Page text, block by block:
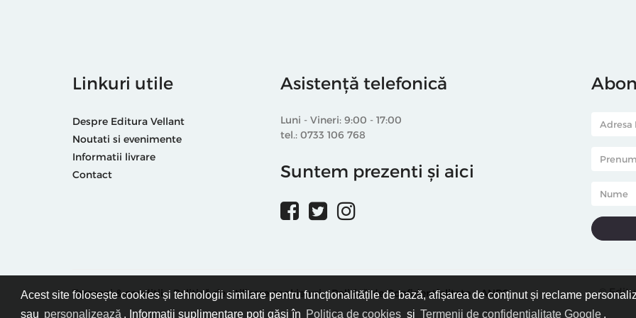
Acest site folosește cookies și tehnologii similare pentru funcționalitățile de bază, afișarea de conținut și reclame
sau personalizează . Informații suplimentare poți găsi în Politica de cookies și Termenii de confidențialitate Google .
Linkuri utile
Despre Editura Vellant
Noutati si evenimente
Informatii livrare
Contact
Asistență telefonică
Luni - Vineri: 9:00 - 17:00
tel.: 0733 106 768
Suntem prezenti și aici
Termeni & condiții Politică de utilizare cookie-uri Politică de Confidențialitate ANPC ©